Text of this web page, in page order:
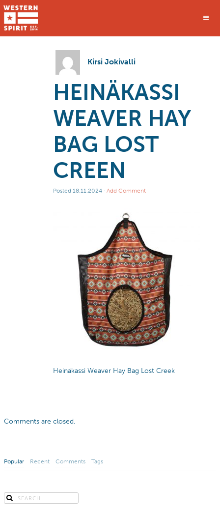
Kirsi Jokivalli
HEINÄKASSI
WEAVER HAY
BAG LOST
CREEN
Posted 18.11.2024 · Add Comment
Heinäkassi Weaver Hay Bag Lost Creek
Comments are closed.
Popular Recent Comments Tags